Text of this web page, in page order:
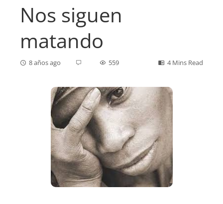
Nos siguen
matando
8 años ago 559 4 Mins Read